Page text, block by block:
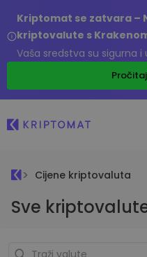
Kriptomat se zatvara –
kriptovalute s
Vaša sredstva su sigurna
Cijene kriptovaluta
Sve